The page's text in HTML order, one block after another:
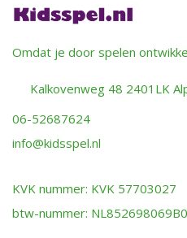
Omdat je door spelen
Kalkovenweg 48 2401LK
06-52687624
info@kidsspel.nl
KVK nummer: KVK 57703027
btw-nummer: